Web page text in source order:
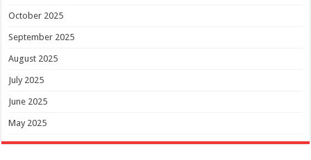
October 2025
September 2025
August 2025
July 2025
June 2025
May 2025